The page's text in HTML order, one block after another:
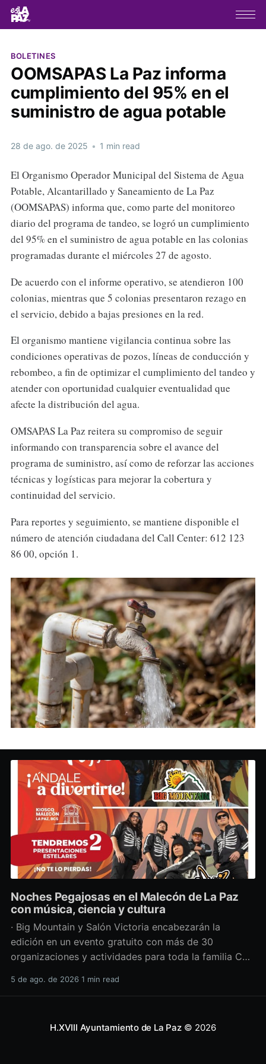
BOLETINES
OOMSAPAS La Paz informa
cumplimiento del 95% en el
suministro de agua potable
28 de ago. de 2025 • 1 min read
El Organismo Operador Municipal del Sistema de Agua
Potable, Alcantarillado y Saneamiento de La Paz
(OOMSAPAS) informa que, como parte del monitoreo
diario del programa de tandeo, se logró un cumplimiento
del 95% en el suministro de agua potable en las colonias
programadas durante el miércoles 27 de agosto.
De acuerdo con el informe operativo, se atendieron 100
colonias, mientras que 5 colonias presentaron rezago en
el servicio, debido a bajas presiones en la red.
El organismo mantiene vigilancia continua sobre las
condiciones operativas de pozos, líneas de conducción y
rebombeo, a fin de optimizar el cumplimiento del tandeo y
atender con oportunidad cualquier eventualidad que
afecte la distribución del agua.
OMSAPAS La Paz reitera su compromiso de seguir
informando con transparencia sobre el avance del
programa de suministro, así como de reforzar las acciones
técnicas y logísticas para mejorar la cobertura y
continuidad del servicio.
Para reportes y seguimiento, se mantiene disponible el
número de atención ciudadana del Call Center: 612 123
86 00, opción 1.
Noches Pegajosas en el Malecón de La Paz
con música, ciencia y cultura
· Big Mountain y Salón Victoria encabezarán la
edición en un evento gratuito con más de 30
organizaciones y actividades para toda la familia Con
divulgación científica y actividades culturales
5 de ago. de 2026 1 min read
H.XVIII Ayuntamiento de La Paz© 2026